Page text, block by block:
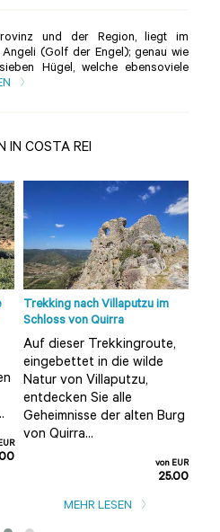
und der Region, liegt im
(Golf der Engel); genau wie
Hügel, welche ebensoviele
IN COSTA REI
Trekking nach Villaputzu im
Schloss von Quirra
Auf dieser Trekkingroute,
eingebettet in die wilde
Natur von Villaputzu,
entdecken Sie alle
Geheimnisse der alten Burg
von Quirra...
von EUR
25.00
MEHR LESEN